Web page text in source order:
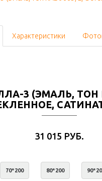
Характеристики
3 (ЭМАЛЬ, ТОН
31 015 РУБ.
70*200 80*200